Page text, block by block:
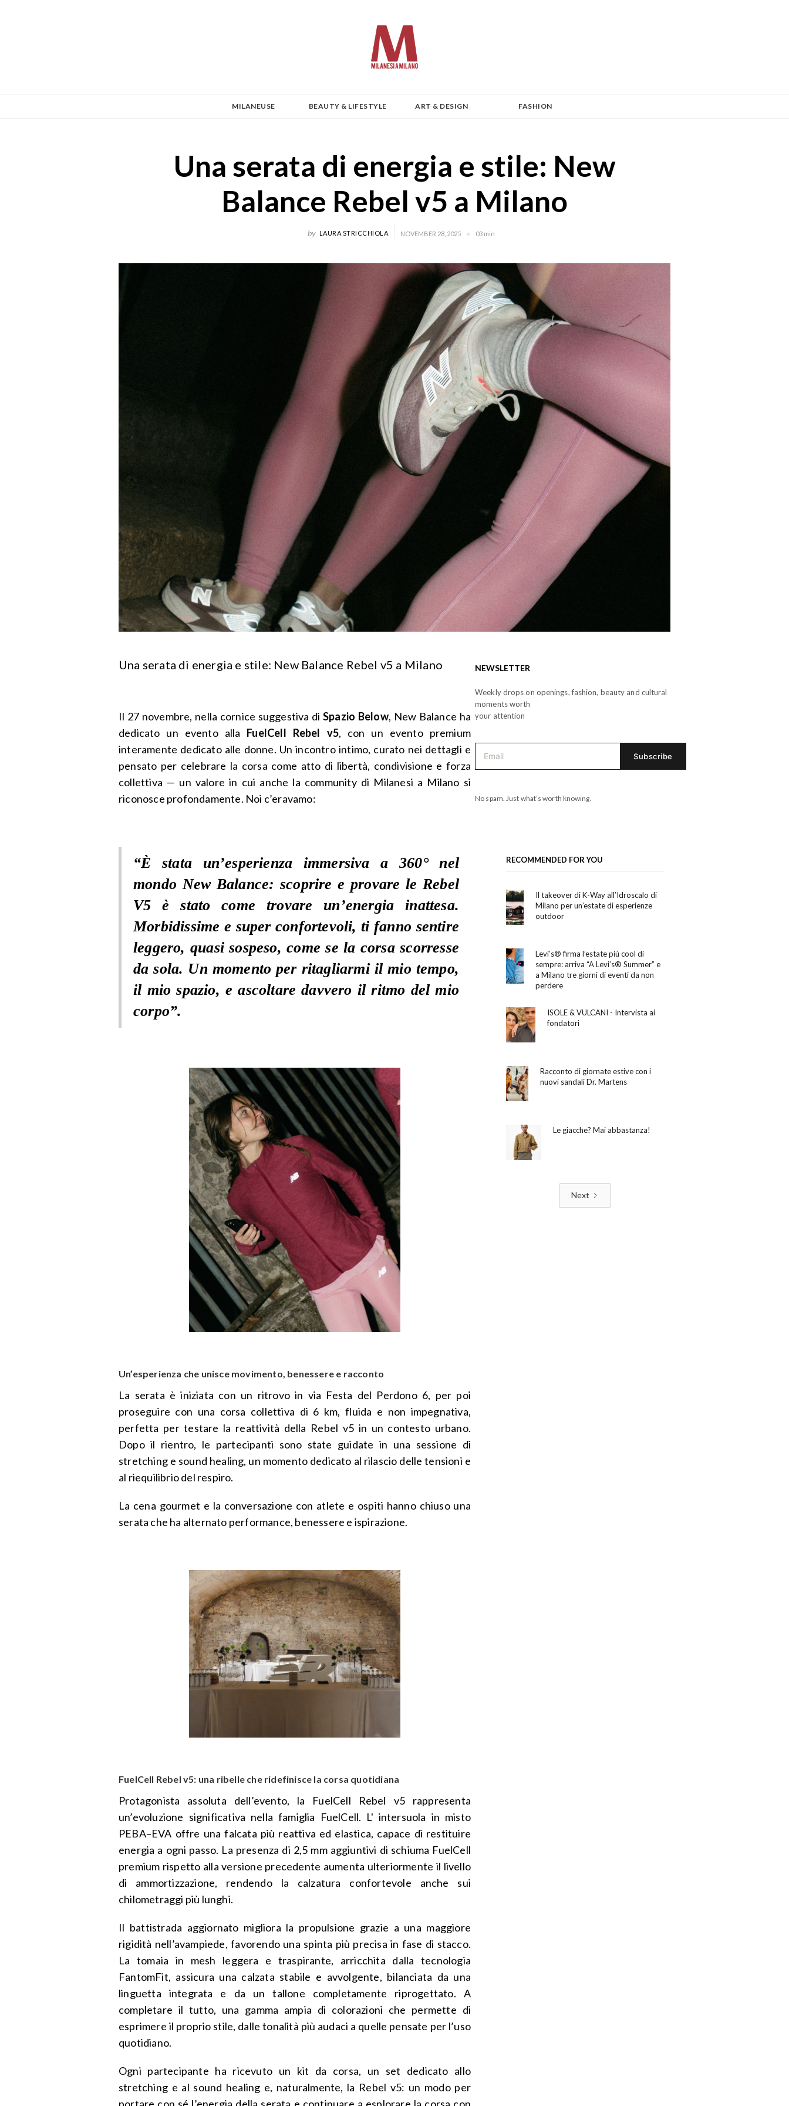
MILANEUSE BEAUTY & LIFESTYLE ART & DESIGN FASHION
Una serata di energia e stile: New
Balance Rebel v5 a Milano
by LAURA STRICCHIOLA NOVEMBER 28, 2025 03 min
Una serata di energia e stile: New Balance Rebel v5 a Milano
Il 27 novembre, nella cornice suggestiva diSpazio Below, New Balance ha
dedicato un evento alla FuelCell Rebel v5, con un evento premium
interamente dedicato alle donne. Un incontro intimo, curato nei dettagli e
pensato per celebrare la corsa come atto di libertà, condivisione e forza
collettiva — un valore in cui anche la community di Milanesi a Milano si
riconosce profondamente. Noi c’eravamo:
“È stata un’esperienza immersiva a 360° nel
mondo New Balance: scoprire e provare le Rebel
V5 è stato come trovare un’energia inattesa.
Morbidissime e super confortevoli, ti fanno sentire
leggero, quasi sospeso, come se la corsa scorresse
da sola. Un momento per ritagliarmi il mio tempo,
il mio spazio, e ascoltare davvero il ritmo del mio
corpo”.
Un’esperienza che unisce movimento, benessere e racconto
La serata è iniziata con un ritrovo in via Festa del Perdono 6, per poi
proseguire con una corsa collettiva di 6 km, fluida e non impegnativa,
perfetta per testare la reattività della Rebel v5 in un contesto urbano.
Dopo il rientro, le partecipanti sono state guidate in una sessione di
stretching e sound healing, un momento dedicato al rilascio delle tensioni e
al riequilibrio del respiro.
La cena gourmet e la conversazione con atlete e ospiti hanno chiuso una
serata che ha alternato performance, benessere e ispirazione.
FuelCell Rebel v5: una ribelle che ridefinisce la corsa quotidiana
Protagonista assoluta dell’evento, la FuelCell Rebel v5 rappresenta
un’evoluzione significativa nella famiglia FuelCell. L' intersuola in misto
PEBA–EVA offre una falcata più reattiva ed elastica, capace di restituire
energia a ogni passo. La presenza di 2,5 mm aggiuntivi di schiuma FuelCell
premium rispetto alla versione precedente aumenta ulteriormente il livello
di ammortizzazione, rendendo la calzatura confortevole anche sui
chilometraggi più lunghi.
Il battistrada aggiornato migliora la propulsione grazie a una maggiore
rigidità nell’avampiede, favorendo una spinta più precisa in fase di stacco.
La tomaia in mesh leggera e traspirante, arricchita dalla tecnologia
FantomFit, assicura una calzata stabile e avvolgente, bilanciata da una
linguetta integrata e da un tallone completamente riprogettato. A
completare il tutto, una gamma ampia di colorazioni che permette di
esprimere il proprio stile, dalle tonalità più audaci a quelle pensate per l’uso
quotidiano.
Ogni partecipante ha ricevuto un kit da corsa, un set dedicato allo
stretching e al sound healing e, naturalmente, la Rebel v5: un modo per
NEWSLETTER
Weekly drops on openings, fashion, beauty and cultural
moments worth
your attention
No spam. Just what’s worth knowing.
RECOMMENDED FOR YOU
Il takeover di K-Way all’Idroscalo di
Milano per un’estate di esperienze
outdoor
Levi’s® firma l’estate più cool di
sempre: arriva “A Levi’s® Summer” e
a Milano tre giorni di eventi da non
perdere
ISOLE & VULCANI - Intervista ai
fondatori
Racconto di giornate estive con i
nuovi sandali Dr. Martens
Le giacche? Mai abbastanza!
Next